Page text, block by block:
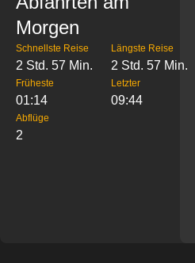
Morgen
Schnellste Reise
2 Std. 57 Min.
Längste Reise
2 Std. 57 Min.
Früheste
01:14
Letzter
09:44
Abflüge
2